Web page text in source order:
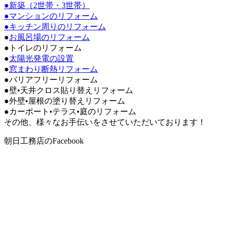
●新築（2世帯・3世帯）
●マンションのリフォーム
●キッチン周りのリフォーム
●お風呂場のリフォーム
●トイレのリフォーム
●太陽光発電の設置
●窓まわり断熱リフォーム
●バリアフリーリフォーム
●壁•天井クロス貼り替えリフォーム
●外壁•屋根の塗り替えリフォーム
●カーポート•テラス•庭のリフォーム
その他、様々なお手伝いをさせていただいております！
朝日工務店のFacebook